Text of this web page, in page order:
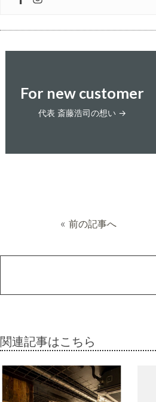
For new customer
代表 斎藤浩司の想い →
« 前の記事へ
関連記事はこちら